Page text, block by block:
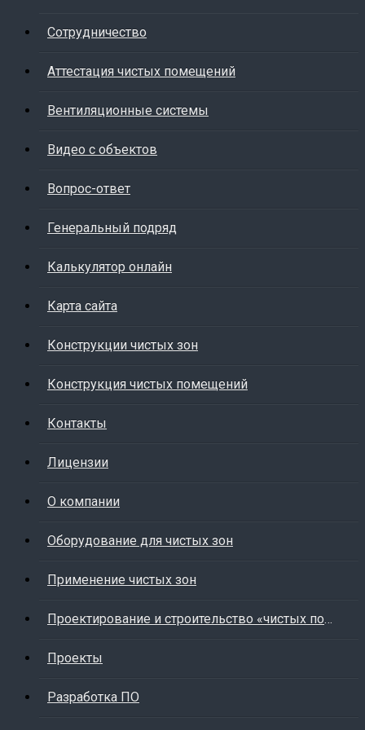
Cотрудничество
Аттестация чистых помещений
Вентиляционные системы
Видео с объектов
Вопрос-ответ
Генеральный подряд
Калькулятор онлайн
Карта сайта
Конструкции чистых зон
Конструкция чистых помещений
Контакты
Лицензии
О компании
Оборудование для чистых зон
Применение чистых зон
Проектирование и строительство «чистых помещений»
Проекты
Разработка ПО